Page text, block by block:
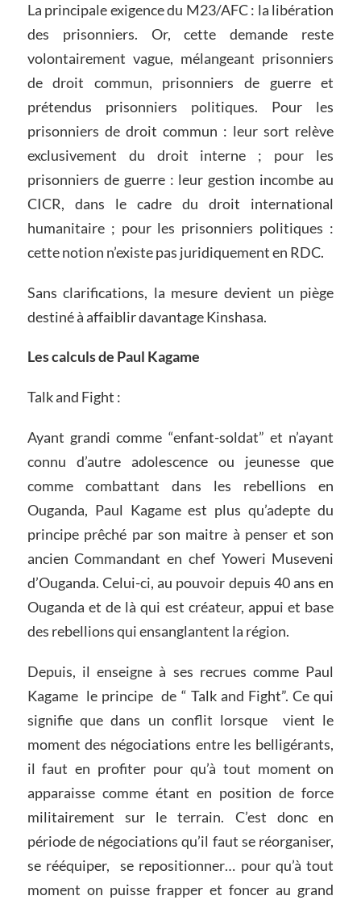
La principale exigence du M23/AFC : la libération
des prisonniers. Or, cette demande reste
volontairement vague, mélangeant prisonniers
de droit commun, prisonniers de guerre et
prétendus prisonniers politiques. Pour les
prisonniers de droit commun : leur sort relève
exclusivement du droit interne ; pour les
prisonniers de guerre : leur gestion incombe au
CICR, dans le cadre du droit international
humanitaire ; pour les prisonniers politiques :
cette notion n’existe pas juridiquement en RDC.
Sans clarifications, la mesure devient un piège
destiné à affaiblir davantage Kinshasa.
Les calculs de Paul Kagame
Talk and Fight :
Ayant grandi comme “enfant-soldat” et n’ayant
connu d’autre adolescence ou jeunesse que
comme combattant dans les rebellions en
Ouganda, Paul Kagame est plus qu’adepte du
principe prêché par son maitre à penser et son
ancien Commandant en chef Yoweri Museveni
d’Ouganda. Celui-ci, au pouvoir depuis 40 ans en
Ouganda et de là qui est créateur, appui et base
des rebellions qui ensanglantent la région.
Depuis, il enseigne à ses recrues comme Paul
Kagame le principe de “ Talk and Fight”. Ce qui
signifie que dans un conflit lorsque vient le
moment des négociations entre les belligérants,
il faut en profiter pour qu’à tout moment on
apparaisse comme étant en position de force
militairement sur le terrain. C’est donc en
période de négociations qu’il faut se réorganiser,
se rééquiper, se repositionner… pour qu’à tout
moment on puisse frapper et foncer au grand